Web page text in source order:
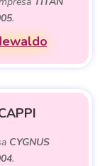
.
CYGNUS
.